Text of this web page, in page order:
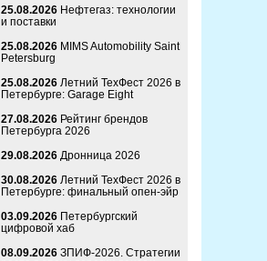
25.08.2026 Нефтегаз: технологии
и поставки
25.08.2026 MIMS Automobility Saint
Petersburg
25.08.2026 Летний ТехФест 2026 в
Петербурге: Garage Eight
27.08.2026 Рейтинг брендов
Петербурга 2026
29.08.2026 Дронница 2026
30.08.2026 Летний ТехФест 2026 в
Петербурге: финальный опен-эйр
03.09.2026 Петербургский
цифровой хаб
08.09.2026 ЗПИФ-2026. Стратегии